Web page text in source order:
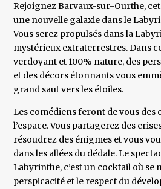
Rejoignez Barvaux-sur-Ourthe,
une nouvelle galaxie dans le
Vous serez propulsés dans la
mystérieux extraterrestres. Dans
verdoyant et 100% nature, des
et des décors étonnants vous
grand saut vers les étoiles.
Les comédiens feront de vous des
l’espace. Vous partagerez des
résoudrez des énigmes et vous
dans les allées du dédale. Le
Labyrinthe, c’est un cocktail où se
perspicacité et le respect du